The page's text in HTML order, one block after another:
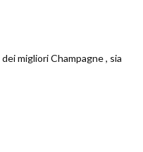
migliori Champagne , sia